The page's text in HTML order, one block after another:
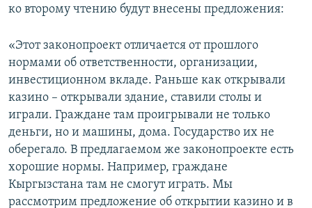
ко второму чтению будут внесены предложения:
«Этот законопроект отличается от прошлого
нормами об ответственности, организации,
инвестиционном вкладе. Раньше как открывали
казино – открывали здание, ставили столы и
играли. Граждане там проигрывали не только
деньги, но и машины, дома. Государство их не
оберегало. В предлагаемом же законопроекте есть
хорошие нормы. Например, граждане
Кыргызстана там не смогут играть. Мы
рассмотрим предложение об открытии казино и в